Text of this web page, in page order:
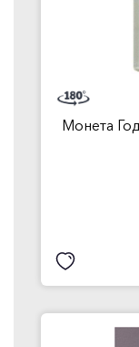
Монета